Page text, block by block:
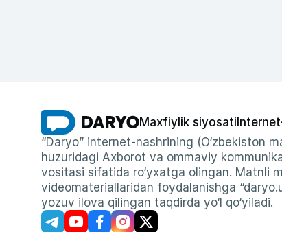
Maxfiylik siyosati
“Daryo” internet-nashrining (O‘zbekiston
huzuridagi Axborot va ommaviy
vositasi sifatida ro‘yxatga olingan. Matnli
videomateriallaridan foydalanishga
yozuv ilova qilingan taqdirda yo‘l qo‘yiladi.